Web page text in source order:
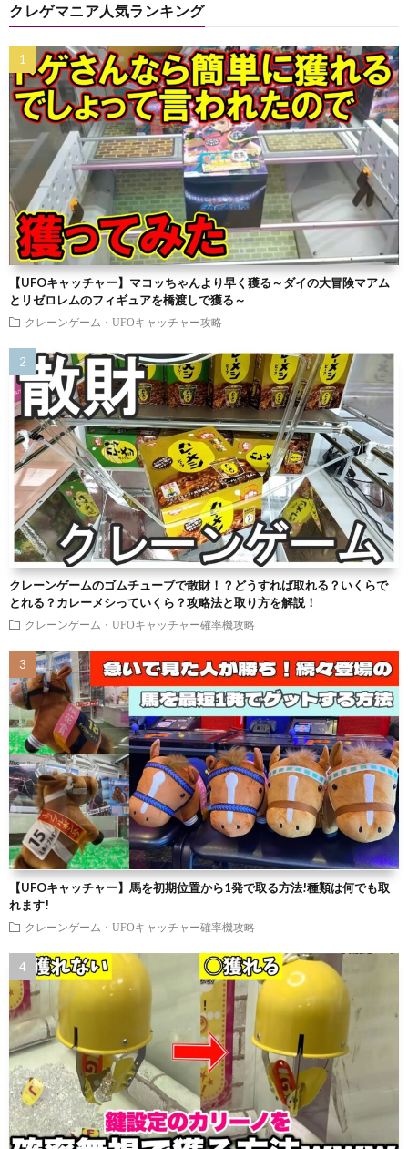
クレゲマニア人気ランキング
【UFOキャッチャー】マコッちゃんより早く獲る～ダイの大冒険マアム
とリゼロレムのフィギュアを橋渡しで獲る～
クレーンゲーム・UFOキャッチャー攻略
クレーンゲームのゴムチューブで散財！？どうすれば取れる？いくらで
とれる？カレーメシっていくら？攻略法と取り方を解説！
クレーンゲーム・UFOキャッチャー確率機攻略
【UFOキャッチャー】馬を初期位置から1発で取る方法!種類は何でも取
れます!
クレーンゲーム・UFOキャッチャー確率機攻略